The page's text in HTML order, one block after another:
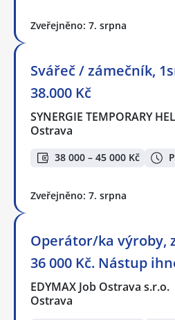
Zveřejněno: 7. srpna
Svářeč / zámečník,
38.000 Kč
SYNERGIE TEMPORARY
Ostrava
38 000 – 45 000 Kč
Zveřejněno: 7. srpna
Operátor/ka výroby,
36 000 Kč. Nástup
EDYMAX Job Ostrava s.r.o.
Ostrava